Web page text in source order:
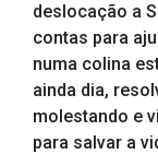
deslocação a
contas para
numa colina
ainda dia,
molestando e
para salvar a